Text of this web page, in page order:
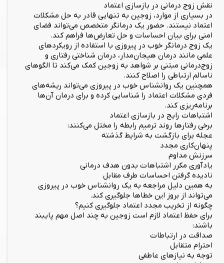
نقش زوج درمانی در بازسازی اعتماد
در بسیاری از موارد، زوجین به تنهایی قادر به حل مشکلات
اعتماد نیستند. حضور یک درمانگر متخصص می‌تواند فضای
امنی برای بیان احساسات و حل تعارض‌ها فراهم کند.
یک زوج درمانگر خوب در پیروزی با استفاده از رویکردهای
علمی مانند درمان هیجان‌مدار، درمان شناختی رفتاری و
زوج‌درمانی مبتنی بر شواهد به زوجین کمک می‌کند تا الگوهای
ناسالم ارتباطی را اصلاح کنند.
همچنین یک روانشناس خوب در پیروزی می‌تواند ریشه‌های
فردی مشکلات اعتماد را شناسایی کرده و برای درمان آن‌ها
برنامه‌ریزی کند.
اشتباهات رایج در بازسازی اعتماد
برخی رفتارها روند ترمیم رابطه را مختل می‌کنند:
عجله برای بازگشت به شرایط گذشته
پنهان‌کاری مجدد
سرزنش مداوم
یادآوری مکرر اشتباهات بدون هدف درمانی
نادیده گرفتن احساسات طرف مقابل
به همین دلیل مراجعه به یک روانشناس خوب در پیروزی
می‌تواند از بروز این خطاها جلوگیری کند.
چگونه از تخریب مجدد اعتماد جلوگیری کنیم؟
برای حفظ اعتماد لازم است زوجین به چند اصل مهم پایبند
باشند:
صداقت در ارتباطات
احترام متقابل
توجه به نیازهای عاطفی